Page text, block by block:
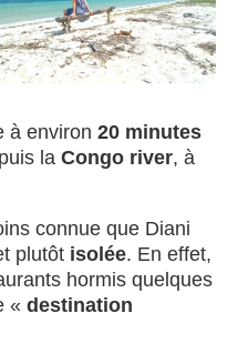
à environ 20 minutes
la Congo river, à
connue que Diani
plutôt isolée. En effet,
hormis quelques
« destination